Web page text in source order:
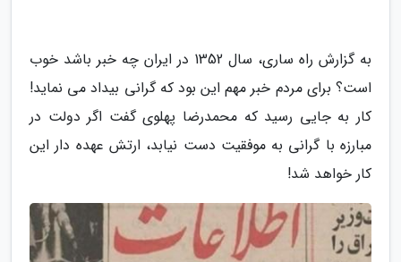
به گزارش راه ساری، سال 1352 در ایران چه خبر باشد خوب
است؟ برای مردم خبر مهم این بود که گرانی بیداد می نماید!
کار به جایی رسید که محمدرضا پهلوی گفت اگر دولت در
مبارزه با گرانی به موفقیت دست نیابد، ارتش عهده دار این
کار خواهد شد!